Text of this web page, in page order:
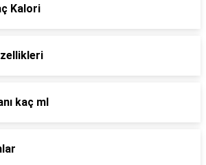
Kalori
kaç ml